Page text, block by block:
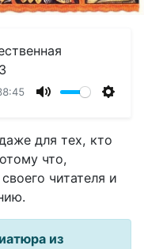
для тех, кто
что,
читателя и
из